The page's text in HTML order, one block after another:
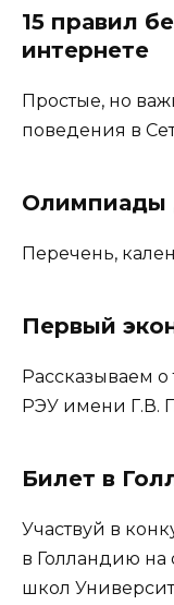
15 правил
интернете
Простые, но
поведения в
Олимпиады
Перечень,
Первый
Рассказываем о
РЭУ имени Г.В.
Билет в
Участвуй в
в Голландию на
школ